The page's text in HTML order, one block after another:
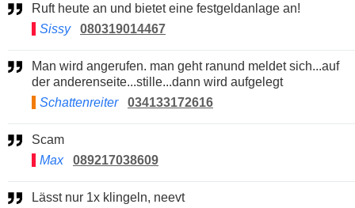
Ruft heute an und bietet eine festgeldanlage an!
Sissy
080319014467
Man wird angerufen. man geht ranund meldet sich...auf
der anderenseite...stille...dann wird aufgelegt
Schattenreiter
034133172616
Scam
Max
089217038609
Lässt nur 1x klingeln, neevt